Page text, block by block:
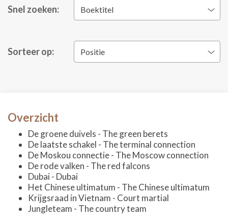
Snel zoeken: Boektitel
Sorteer op: Positie
Overzicht
De groene duivels - The green berets
De laatste schakel - The terminal connection
De Moskou connectie - The Moscow connection
De rode valken - The red falcons
Dubai - Dubai
Het Chinese ultimatum - The Chinese ultimatum
Krijgsraad in Vietnam - Court martial
Jungleteam - The country team